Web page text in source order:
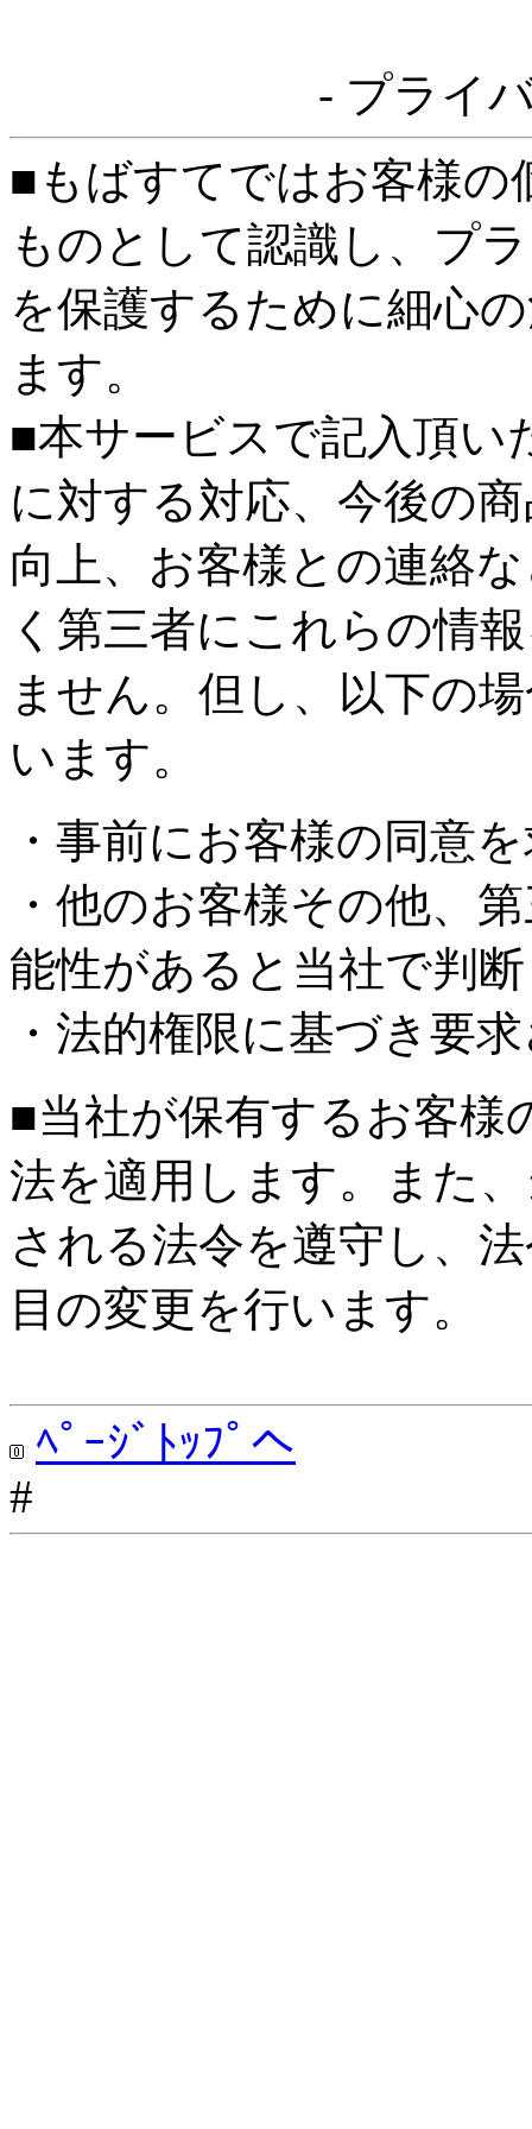
- プライ
■もばすてではお客様の
ものとして認識し、プ
を保護するために細心
ます。
■本サービスで記入頂い
に対する対応、今後の
向上、お客様との連絡
く第三者にこれらの情
ません。但し、以下の
います。
・事前にお客様の同意
・他のお客様その他、
能性があると当社で判
・法的権限に基づき要
■当社が保有するお客様
法を適用します。また
される法令を遵守し、
目の変更を行います。
ﾍﾟｰｼﾞﾄｯﾌﾟへ
#